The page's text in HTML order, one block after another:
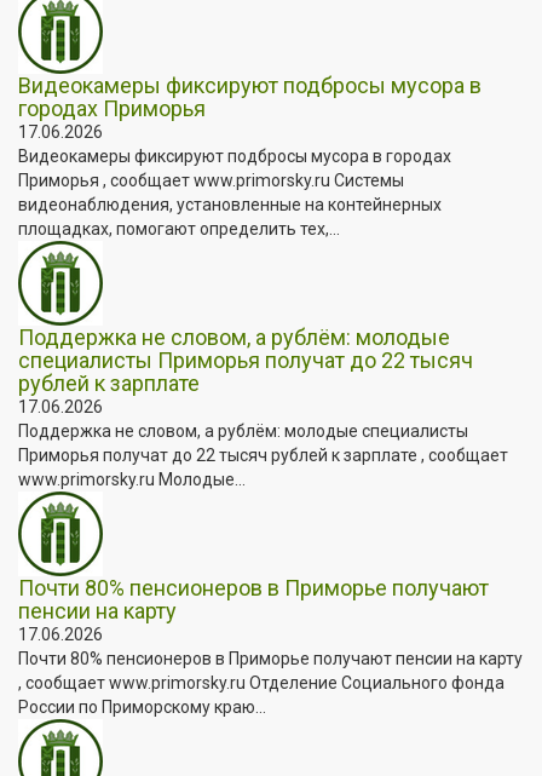
Видеокамеры фиксируют подбросы мусора в
городах Приморья
17.06.2026
Видеокамеры фиксируют подбросы мусора в городах
Приморья , сообщает www.primorsky.ru Системы
видеонаблюдения, установленные на контейнерных
площадках, помогают определить тех,...
Поддержка не словом, а рублём: молодые
специалисты Приморья получат до 22 тысяч
рублей к зарплате
17.06.2026
Поддержка не словом, а рублём: молодые специалисты
Приморья получат до 22 тысяч рублей к зарплате , сообщает
www.primorsky.ru Молодые...
Почти 80% пенсионеров в Приморье получают
пенсии на карту
17.06.2026
Почти 80% пенсионеров в Приморье получают пенсии на карту
, сообщает www.primorsky.ru Отделение Социального фонда
России по Приморскому краю...